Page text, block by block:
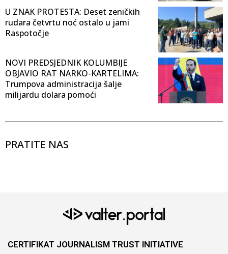
U ZNAK PROTESTA: Deset zeničkih
rudara četvrtu noć ostalo u jami
Raspotočje
NOVI PREDSJEDNIK KOLUMBIJE
OBJAVIO RAT NARKO-KARTELIMA:
Trumpova administracija šalje
milijardu dolara pomoći
PRATITE NAS
CERTIFIKAT JOURNALISM TRUST INITIATIVE